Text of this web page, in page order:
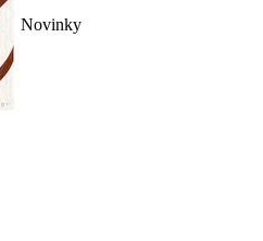
Novinky